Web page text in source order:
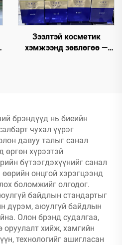
Зээлтэй косметик
хэмжээнд зөвлөгөө —
уур амьдралын
бизнесийг
нэмэгдүүлэхээр
хамгаална
брэндүүд нь биеийн
чухал үүрэг
давуу талыг санал
өргөн хүрээтэй
бүтээгдэхүүнийг санал
онцгой хэрэгцээнд
боломжийг олгодог.
байдлын стандартыг
дүрэм, аюулгүй байдлын
Олон брэнд судалгаа,
оруулалт хийж, хамгийн
технологийг ашигласан